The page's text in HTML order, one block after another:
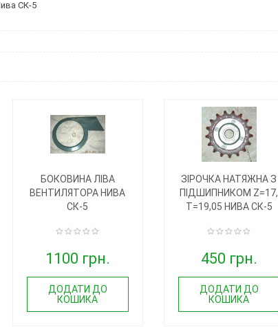
СК-5
БОКОВИНА ЛІВА
ВЕНТИЛЯТОРА НИВА
СК-5
1100 грн.
ДОДАТИ ДО
КОШИКА
ЗІРОЧКА НАТЯЖНА З
ПІДШИПНИКОМ Z=17,
T=19,05 НИВА СК-5
450 грн.
ДОДАТИ ДО
КОШИКА